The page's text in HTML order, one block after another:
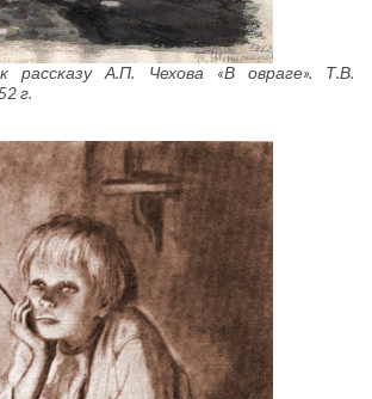
рассказу А.П. Чехова «В овраге». Т.В.
г.